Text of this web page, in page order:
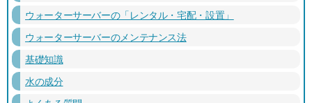
ウォーターサーバーの「レンタル・宅配・設置」
ウォーターサーバーのメンテナンス法
基礎知識
水の成分